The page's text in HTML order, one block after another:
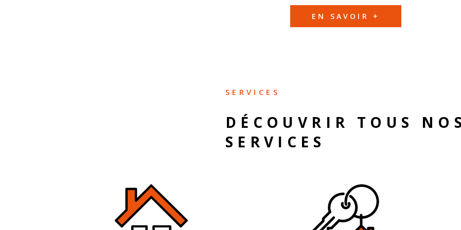
EN SAVOIR +
SERVICES
DÉCOUVRIR TOUS
SERVICES